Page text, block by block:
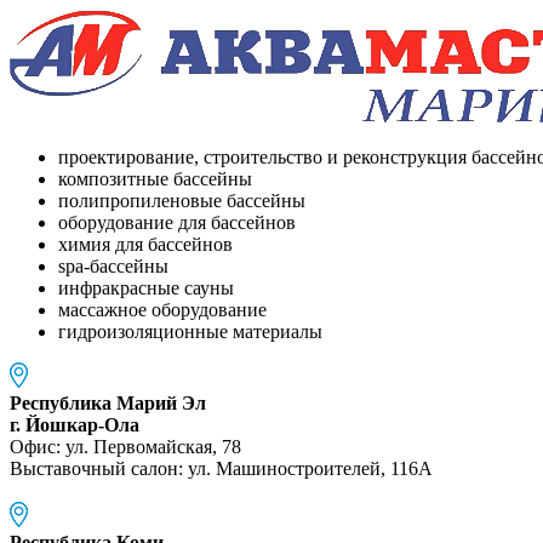
проектирование, строительство и реконструкция
композитные бассейны
полипропиленовые бассейны
оборудование для бассейнов
химия для бассейнов
spa-бассейны
инфракрасные сауны
массажное оборудование
гидроизоляционные материалы
Республика Марий Эл
г. Йошкар-Ола
Офис: ул. Первомайская, 78
Выставочный салон: ул. Машиностроителей, 116A